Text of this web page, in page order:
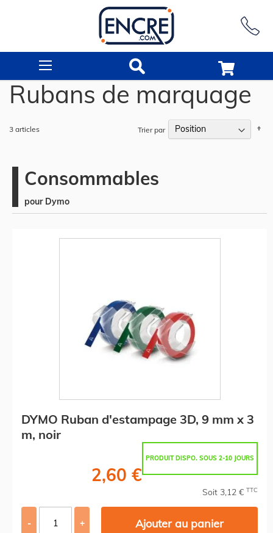
Rubans de marquage
3 articles Trier par
Consommables
pour Dymo
DYMO Ruban d'estampage 3D, 9 mm x 3
m, noir
PRODUIT DISPO. SOUS 2-10 JOURS
2,60 €
Soit 3,12 € TTC
- + Ajouter au panier